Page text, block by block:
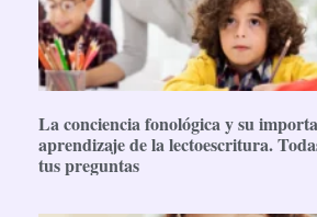
La conciencia fonológica y su
aprendizaje de la lectoescritura.
tus preguntas